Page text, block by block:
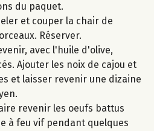
du paquet.
et couper la chair de
Réserver.
avec l'huile d'olive,
Ajouter les noix de cajou et
et laisser revenir une dizaine
revenir les oeufs battus
à feu vif pendant quelques